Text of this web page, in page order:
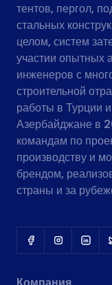
тентов, пергол,
стальных
целом, систем
участии опытных
инженеров с
строительной
работы в Турции
Азербайджане в
командам по
производству и
брендом,
страны и за